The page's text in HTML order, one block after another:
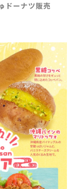
ドーナツ販売